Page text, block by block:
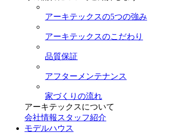
アーキテックスの5つの強み
アーキテックスのこだわり
品質保証
アフターメンテナンス
家づくりの流れ
アーキテックスについて
会社情報 スタッフ紹介
モデルハウス